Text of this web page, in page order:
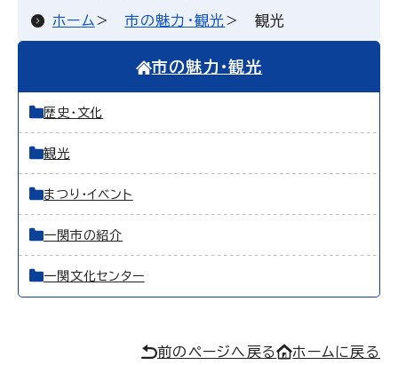
ホーム 市の魅力・観光 観光
市の魅力・観光
歴史・文化
観光
まつり・イベント
一関市の紹介
一関文化センター
前のページへ戻る ホームに戻る